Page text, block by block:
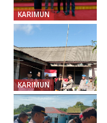
KARIMUN
KARIMUN